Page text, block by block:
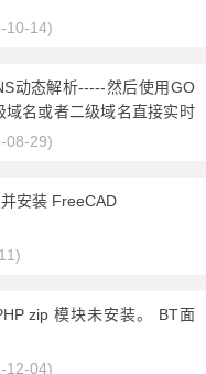
10-14)
动态解析-----然后使用GO
域名或者二级域名直接实时
08-29)
安装 FreeCAD
zip 模块未安装。 BT面
12-04)